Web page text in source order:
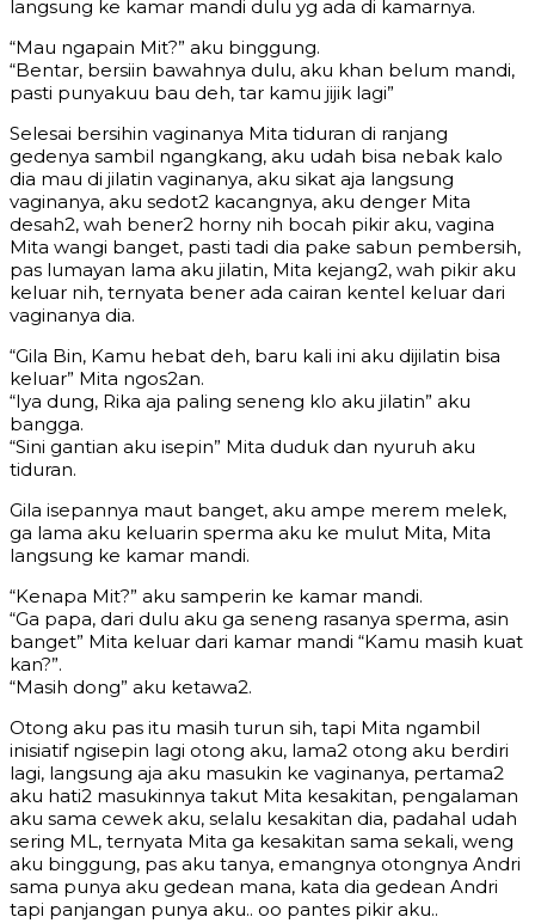
langsung ke kamar mandi dulu yg ada di kamarnya.
“Mau ngapain Mit?” aku binggung.
“Bentar, bersiin bawahnya dulu, aku khan belum mandi,
pasti punyakuu bau deh, tar kamu jijik lagi”
Selesai bersihin vaginanya Mita tiduran di ranjang
gedenya sambil ngangkang, aku udah bisa nebak kalo
dia mau di jilatin vaginanya, aku sikat aja langsung
vaginanya, aku sedot2 kacangnya, aku denger Mita
desah2, wah bener2 horny nih bocah pikir aku, vagina
Mita wangi banget, pasti tadi dia pake sabun pembersih,
pas lumayan lama aku jilatin, Mita kejang2, wah pikir aku
keluar nih, ternyata bener ada cairan kentel keluar dari
vaginanya dia.
“Gila Bin, Kamu hebat deh, baru kali ini aku dijilatin bisa
keluar” Mita ngos2an.
“Iya dung, Rika aja paling seneng klo aku jilatin” aku
bangga.
“Sini gantian aku isepin” Mita duduk dan nyuruh aku
tiduran.
Gila isepannya maut banget, aku ampe merem melek,
ga lama aku keluarin sperma aku ke mulut Mita, Mita
langsung ke kamar mandi.
“Kenapa Mit?” aku samperin ke kamar mandi.
“Ga papa, dari dulu aku ga seneng rasanya sperma, asin
banget” Mita keluar dari kamar mandi “Kamu masih kuat
kan?”.
“Masih dong” aku ketawa2.
Otong aku pas itu masih turun sih, tapi Mita ngambil
inisiatif ngisepin lagi otong aku, lama2 otong aku berdiri
lagi, langsung aja aku masukin ke vaginanya, pertama2
aku hati2 masukinnya takut Mita kesakitan, pengalaman
aku sama cewek aku, selalu kesakitan dia, padahal udah
sering ML, ternyata Mita ga kesakitan sama sekali, weng
aku binggung, pas aku tanya, emangnya otongnya Andri
sama punya aku gedean mana, kata dia gedean Andri
tapi panjangan punya aku.. oo pantes pikir aku..